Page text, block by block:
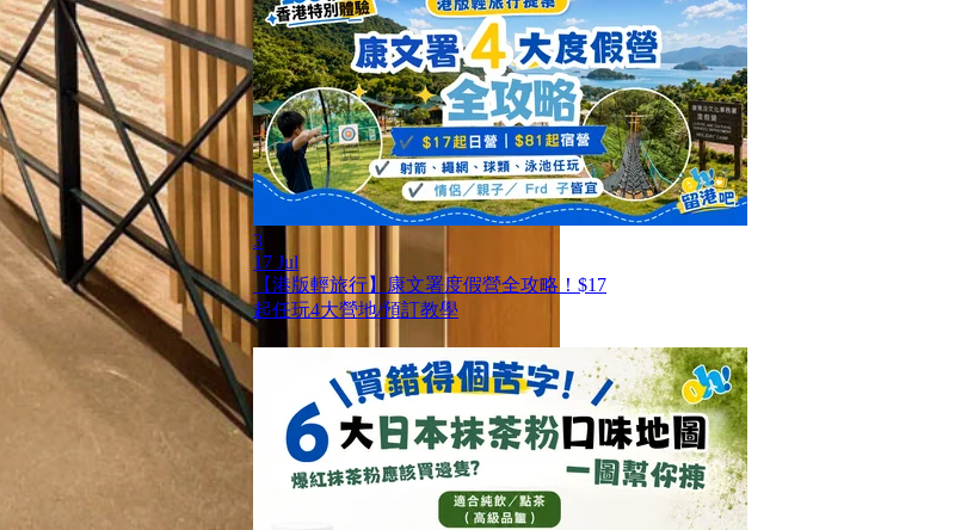
3
17 Jul
【港版輕旅行】康文署度假營全攻略！$17
起任玩4大營地/預訂教學